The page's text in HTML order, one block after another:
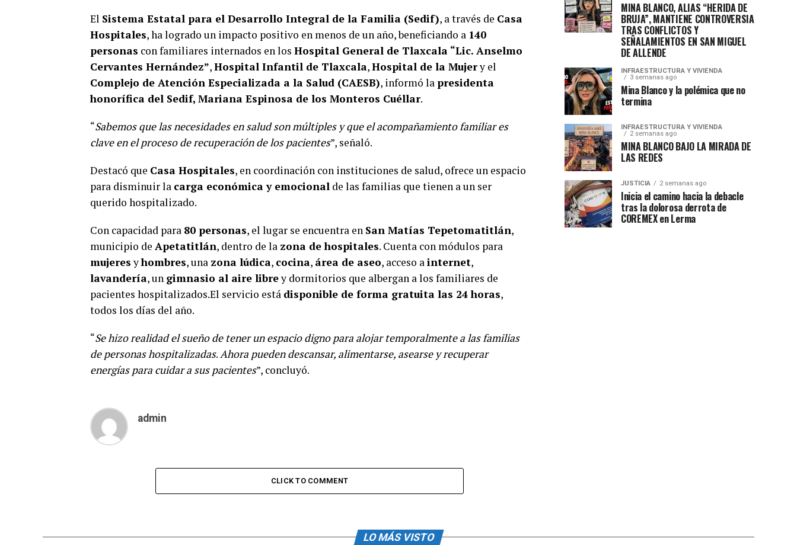
El Sistema Estatal para el Desarrollo Integral de la Familia (Sedif), a través de Casa
Hospitales, ha logrado un impacto positivo en menos de un año, beneficiando a 140
personas con familiares internados en los Hospital General de Tlaxcala “Lic. Anselmo
Cervantes Hernández”,Hospital Infantil de Tlaxcala,Hospital de la Mujery el
Complejo de Atención Especializada a la Salud (CAESB), informó la presidenta
honorífica del Sedif, Mariana Espinosa de los Monteros Cuéllar.
“Sabemos que las necesidades en salud son múltiples y que el acompañamiento familiar es
clave en el proceso de recuperación de los pacientes”, señaló.
Destacó que Casa Hospitales, en coordinación con instituciones de salud, ofrece un espacio
para disminuir la carga económica y emocional de las familias que tienen a un ser
querido hospitalizado.
Con capacidad para 80 personas, el lugar se encuentra en San Matías Tepetomatitlán,
municipio de Apetatitlán, dentro de la zona de hospitales. Cuenta con módulos para
mujeresyhombres, una zona lúdica, cocina, área de aseo, acceso ainternet,
lavandería, un gimnasio al aire librey dormitorios que albergan a los familiares de
pacientes hospitalizados.El servicio está disponible de forma gratuita las 24 horas,
todos los días del año.
“Se hizo realidad el sueño de tener un espacio digno para alojar temporalmente a las familias
de personas hospitalizadas.Ahora pueden descansar, alimentarse, asearse y recuperar
energías para cuidar a sus pacientes”, concluyó.
admin
CLICK TO COMMENT
MINA BLANCO, ALIAS “HERIDA DE
BRUJA”, MANTIENE CONTROVERSIA
TRAS CONFLICTOS Y
SEÑALAMIENTOS EN SAN MIGUEL
DE ALLENDE
INFRAESTRUCTURA Y VIVIENDA
3 semanas ago
Mina Blanco y la polémica que no
termina
INFRAESTRUCTURA Y VIVIENDA
2 semanas ago
MINA BLANCO BAJO LA MIRADA DE
LAS REDES
JUSTICIA 2 semanas ago
Inicia el camino hacia la debacle
tras la dolorosa derrota de
COREMEX en Lerma
LO MÁS VISTO